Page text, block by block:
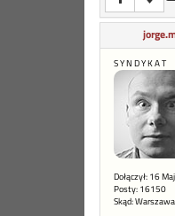
S Y N D Y K A T
Dołączył: 16
Posty: 16150
Skąd: Warszawa